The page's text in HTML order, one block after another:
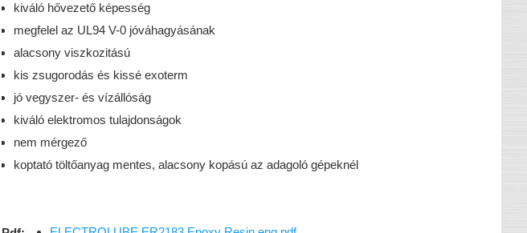
kiváló hővezető képesség
megfelel az UL94 V-0 jóváhagyásának
alacsony viszkozitású
kis zsugorodás és kissé exoterm
jó vegyszer- és vízállóság
kiváló elektromos tulajdonságok
nem mérgező
koptató töltőanyag mentes, alacsony kopású az adagoló gépeknél